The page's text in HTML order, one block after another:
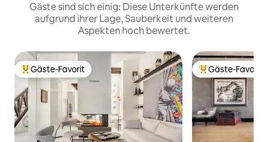
Gäste sind sich einig: Diese Unterkünfte werden
aufgrund ihrer Lage, Sauberkeit und weiteren
Aspekten hoch bewertet.
Beliebter Gäste-Favorit.
Gäste-Favorit Beliebter Gäste-
Gäste-Favorit